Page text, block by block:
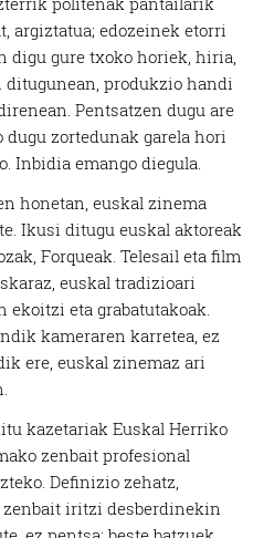
argiztatua; edozeinek etorri
digu gure txoko horiek, hiria,
produkzio handi
Pentsatzen dugu are
dugu zortedunak garela hori
Inbidia emango diegula.
honetan, euskal zinema
Ikusi ditugu euskal aktoreak
Forqueak. Telesail eta film
euskal tradizioari
ekoitzi eta grabatutakoak.
kameraren karretea, ez
ere, euskal zinemaz ari
kazetariak Euskal Herriko
zenbait profesional
Definizio zehatz,
zenbait iritzi desberdinekin